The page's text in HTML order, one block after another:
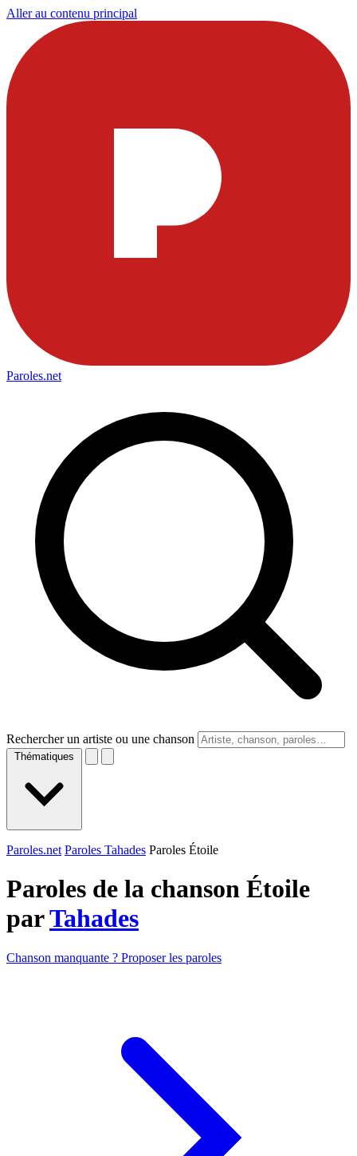
Aller au contenu principal
Paroles.net
Rechercher un artiste ou une chanson
Thématiques
Paroles.net Paroles Tahades Paroles Étoile
Paroles de la chanson Étoile
parTahades
Chanson manquante ? Proposer les paroles